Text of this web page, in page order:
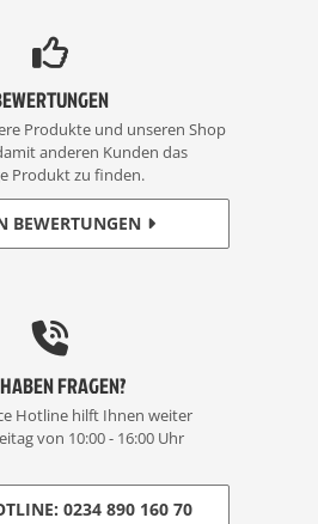
Produkte und unseren Shop
anderen Kunden das
Produkt zu finden.
BEWERTUNGEN
FRAGEN?
Hotline hilft Ihnen weiter
von 10:00 - 16:00 Uhr
0234 890 160 70